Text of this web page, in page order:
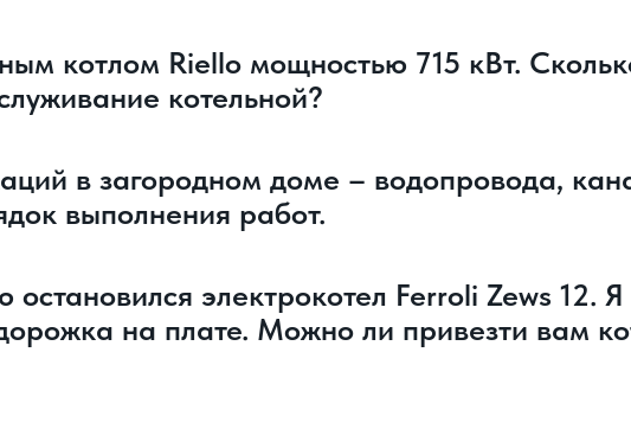
котлом Riello мощностью 715 кВт.
котельной?
в загородном доме – водопровода,
выполнения работ.
электрокотел Ferroli Zews 12.
на плате. Можно ли привезти вам